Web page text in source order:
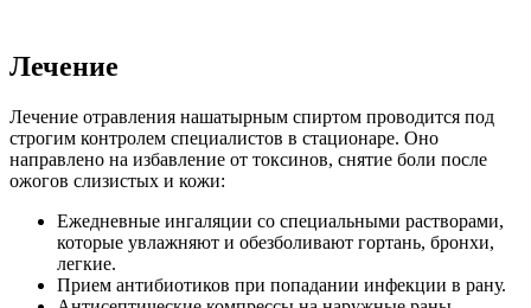
Лечение
Лечение отравления нашатырным спиртом проводится под
строгим контролем специалистов в стационаре. Оно
направлено на избавление от токсинов, снятие боли после
ожогов слизистых и кожи:
Ежедневные ингаляции со специальными растворами,
которые увлажняют и обезболивают гортань, бронхи,
легкие.
Прием антибиотиков при попадании инфекции в рану.